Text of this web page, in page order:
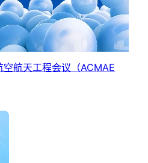
航天工程会议 （ACMAE